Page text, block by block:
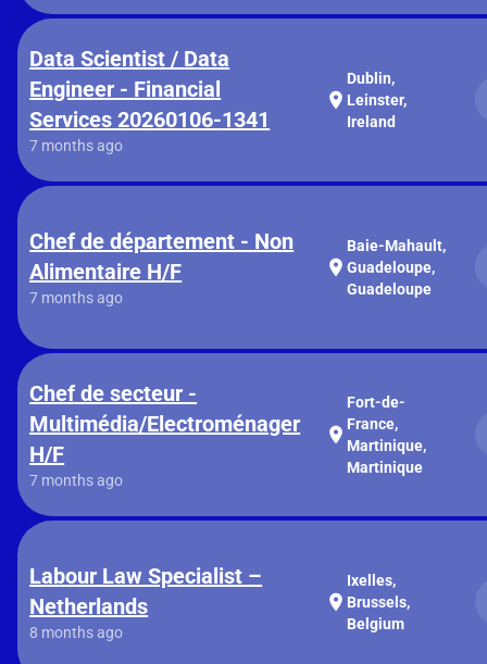
Data Scientist / Data
Engineer - Financial
Services 20260106-1341
7 months ago
location_on
Dublin,
Leinster,
Ireland
Chef de département - Non
Alimentaire H/F
7 months ago
location_on
Baie-Mahault,
Guadeloupe,
Guadeloupe
Chef de secteur -
Multimédia/Electroménager
H/F
7 months ago
location_on
Fort-de-
France,
Martinique,
Martinique
Labour Law Specialist –
Netherlands
8 months ago
location_on
Ixelles,
Brussels,
Belgium